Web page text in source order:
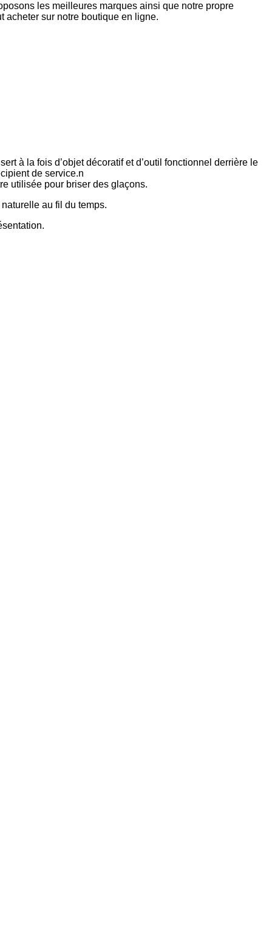
les meilleures marques ainsi que notre propre
acheter sur notre boutique en ligne.
à la fois d’objet décoratif et d’outil fonctionnel derrière le
de service.n
utilisée pour briser des glaçons.
au fil du temps.